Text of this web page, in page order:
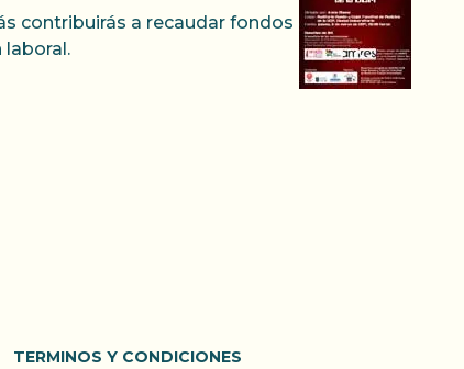
contribuirás a recaudar fondos
TERMINOS Y CONDICIONES